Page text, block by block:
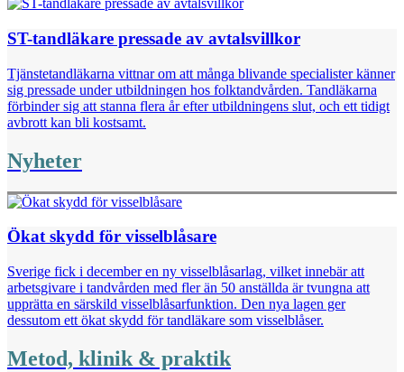
ST-tandläkare pressade av avtalsvillkor
Tjänstetandläkarna vittnar om att många blivande specialister känner
sig pressade under utbildningen hos folktandvården. Tandläkarna
förbinder sig att stanna flera år efter utbildningens slut, och ett tidigt
avbrott kan bli kostsamt.
Nyheter
Ökat skydd för visselblåsare
Sverige fick i december en ny visselblåsarlag, vilket innebär att
arbetsgivare i tandvården med fler än 50 anställda är tvungna att
upprätta en särskild visselblåsarfunktion. Den nya lagen ger
dessutom ett ökat skydd för tandläkare som visselblåser.
Metod, klinik & praktik